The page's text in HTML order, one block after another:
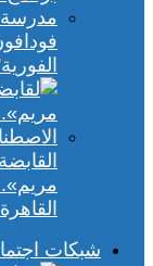
الفورية” إلى 70
القاهرة
شبكات